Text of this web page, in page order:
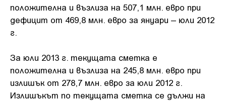
положителна и възлиза на 507,1 млн. евро при
дефицит от 469,8 млн. евро за януари – юли 2012
г.
За юли 2013 г. текущата сметка е
положителна и възлиза на 245,8 млн. евро при
излишък от 278,7 млн. евро за юли 2012 г.
Излишъкът по текущата сметка се дължи на